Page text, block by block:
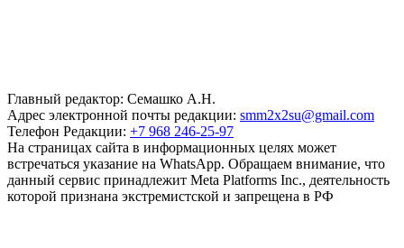
Главный редактор: Семашко А.Н.
Адрес электронной почты редакции: smm2x2su@gmail.com
Телефон Редакции: +7 968 246-25-97
На страницах сайта в информационных целях может
встречаться указание на WhatsApp. Обращаем внимание, что
данный сервис принадлежит Meta Platforms Inc., деятельность
которой признана экстремистской и запрещена в РФ